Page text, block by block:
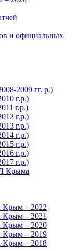
и официальных
2009 гг. р.)
г.р.)
г.р.)
г.р.)
г.р.)
г.р.)
г.р.)
г.р.)
г.р.)
Крыма
Крым – 2022
Крым – 2021
Крым – 2020
Крым – 2019
Крым – 2018